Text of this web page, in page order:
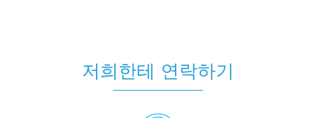
저희한테 연락하기